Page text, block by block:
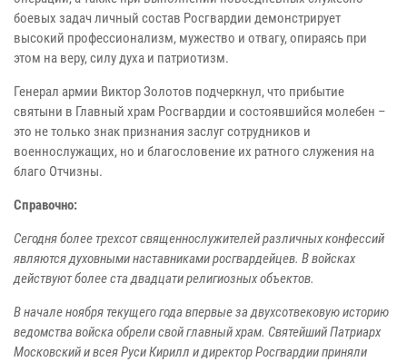
боевых задач личный состав Росгвардии демонстрирует
высокий профессионализм, мужество и отвагу, опираясь при
этом на веру, силу духа и патриотизм.
Генерал армии Виктор Золотов подчеркнул, что прибытие
святыни в Главный храм Росгвардии и состоявшийся молебен –
это не только знак признания заслуг сотрудников и
военнослужащих, но и благословение их ратного служения на
благо Отчизны.
Справочно:
Сегодня более трехсот священнослужителей различных конфессий
являются духовными наставниками росгвардейцев. В войсках
действуют более ста двадцати религиозных объектов.
В начале ноября текущего года впервые за двухсотвековую историю
ведомства войска обрели свой главный храм. Святейший Патриарх
Московский и всея Руси Кирилл и директор Росгвардии приняли